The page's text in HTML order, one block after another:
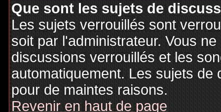
Que sont les sujets de
Les sujets verrouillés sont
soit par l'administrateur. Vous
discussions verrouillés et les
automatiquement. Les sujets
pour de maintes raisons.
Revenir en haut de page